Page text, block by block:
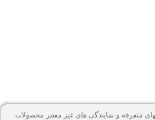
متفرقه و نمایندگی های غیر معتبر محصولات